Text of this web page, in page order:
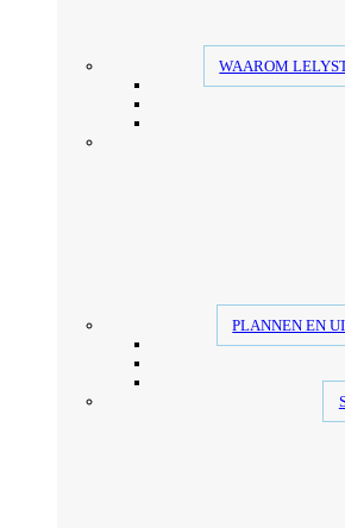
WAAROM
PLANNEN EN